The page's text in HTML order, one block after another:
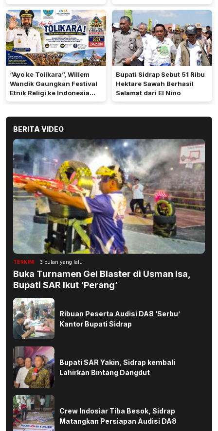
Terbukti Akan Diproses
“Ayo ke Tolikara”, Willem
Wandik Gaungkan Festival
Etnik Religi ke Indonesia
dan Dunia
Bupati Sidrap Sebut 51 Ribu
Hektare Sawah Berhasil
Selamat dari El Nino
BERITA VIDEO
TERKINI 3 bulan yang lalu
Buka Turnamen Gel Blaster di Usman Isa,
Bupati SAR Ikut ‘Perang’
Ribuan Peserta Audisi DA8 ‘Serbu’
Kantor Bupati Sidrap
Bupati SAR Yakin, Sidrap kembali
Lahirkan Bintang Dangdut
Crew Indosiar Tiba Besok, Sidrap
Matangkan Persiapan Audisi DA8